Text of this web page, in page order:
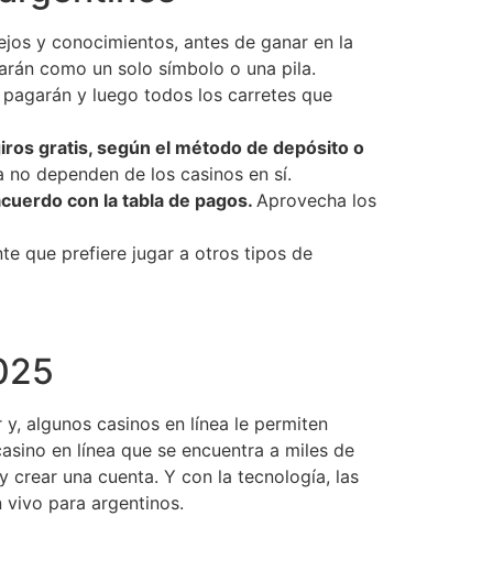
y conocimientos, antes de ganar en la
como un solo símbolo o una pila.
y luego todos los carretes que
gratis, según el método de depósito o
dependen de los casinos en sí.
con la tabla de pagos. Aprovecha los
que prefiere jugar a otros tipos de
algunos casinos en línea le permiten
en línea que se encuentra a miles de
una cuenta. Y con la tecnología, las
vivo para argentinos.